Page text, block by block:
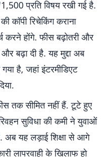
प्रति विषय रखी गई है.
कॉपी रिचेकिंग कराना
होंगे. फीस बढ़ोतरी और
बढ़ा दी है. यह मुद्दा अब
है, जहां इंटरमीडिएट
तक सीमित नहीं हैं. टूटे हुए
सुविधा की कमी ने युवाओं
अब यह लड़ाई शिक्षा से आगे
लापरवाही के खिलाफ हो